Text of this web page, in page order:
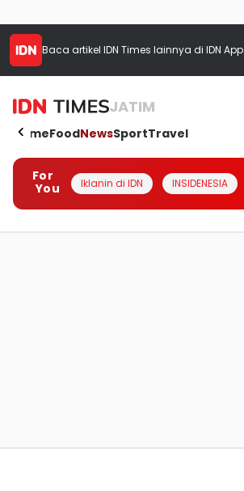
Baca artikel IDN Times lainnya di IDN App
JATIM
HomeFoodNewsSportTravel
For
You
Iklanin di IDN INSIDENESIA